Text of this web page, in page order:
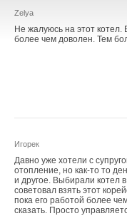
Zelya
Не жалуюсь на этот
более чем доволен. Тем
Игорек
Давно уже хотели с
отопление, но как-то то
и другое. Выбирали котел
советовал взять этот
пока его работой более
сказать. Просто